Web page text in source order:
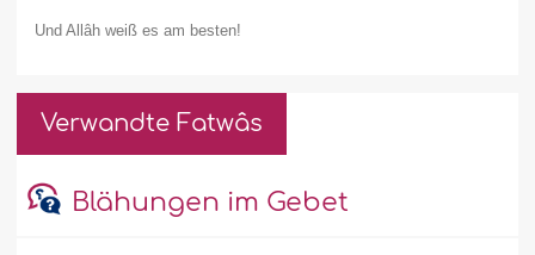
Und Allâh weiß es am besten!
Verwandte Fatwâs
Blähungen im Gebet